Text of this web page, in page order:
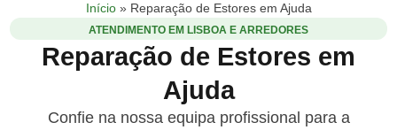
Início» Reparação de Estores em Ajuda
ATENDIMENTO EM LISBOA E ARREDORES
Reparação de Estores em
Ajuda
Confie na nossa equipa profissional para a